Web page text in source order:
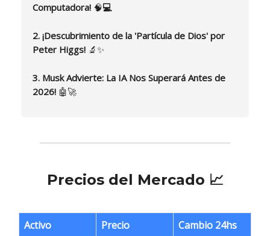
Computadora! 🧠💻
2. ¡Descubrimiento de la 'Partícula de Dios' por
Peter Higgs! 🔬✨
3. Musk Advierte: La IA Nos Superará Antes de
2026! 🤖🚀
Precios del Mercado 📈
Activo Precio
Cambio 24hs